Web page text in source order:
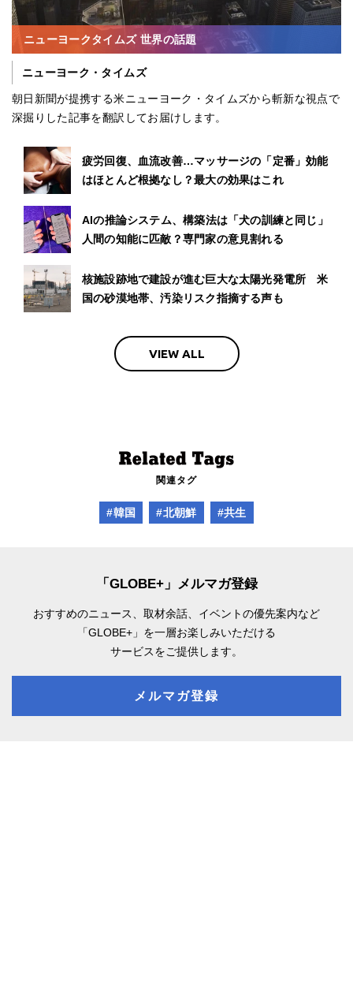
ニューヨークタイムズ 世界の話題
ニューヨーク・タイムズ
朝日新聞が提携する米ニューヨーク・タイムズから斬新な視点で
深掘りした記事を翻訳してお届けします。
疲労回復、血流改善…マッサージの「定番」効能
はほとんど根拠なし？最大の効果はこれ
AIの推論システム、構築法は「犬の訓練と同じ」
人間の知能に匹敵？専門家の意見割れる
核施設跡地で建設が進む巨大な太陽光発電所 米
国の砂漠地帯、汚染リスク指摘する声も
VIEW ALL
関連タグ
#韓国 #北朝鮮 #共生
「GLOBE+」メルマガ登録
おすすめのニュース、取材余話、 イベントの優先案内など
「GLOBE+」を一層お楽しみいただける
サービスをご提供します。
メルマガ登録